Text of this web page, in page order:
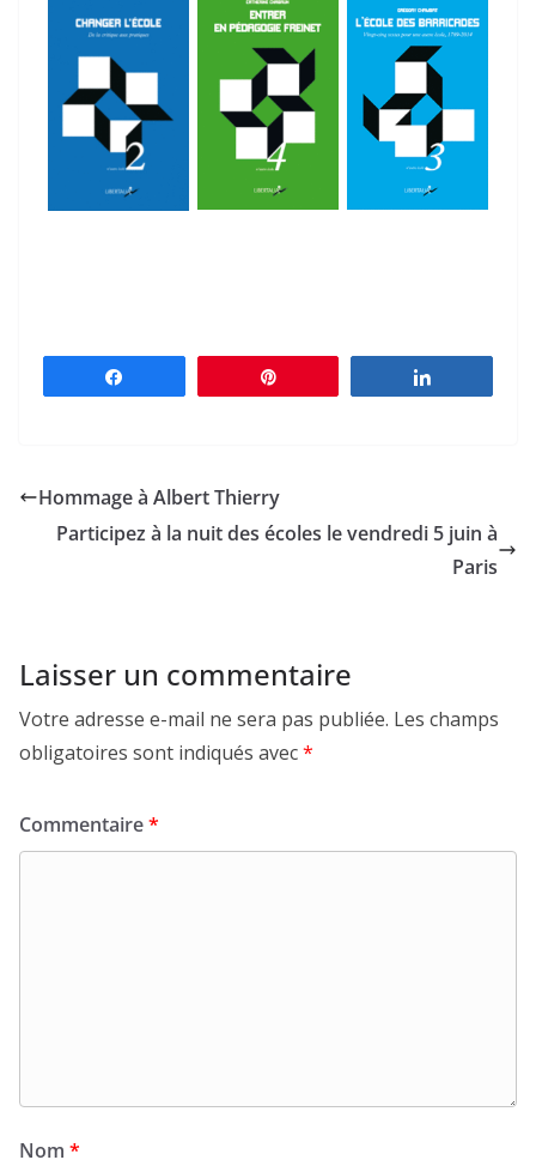
Hommage à Albert Thierry
Participez à la nuit des écoles le vendredi 5 juin à
Paris
Laisser un commentaire
Votre adresse e-mail ne sera pas publiée. Les champs
obligatoires sont indiqués avec*
Commentaire*
Nom *